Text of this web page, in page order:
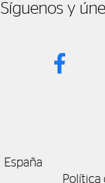
Síguenos y
Política